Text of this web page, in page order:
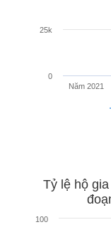
MINISTRY
Điện thoại: 024 3936
Năm 2021
0
25k
Tỷ lệ hộ
100